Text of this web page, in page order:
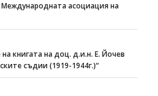
асоциация на
книгата на доц. д.и.н. Е. Йочев
съдии (1919-1944г.)“